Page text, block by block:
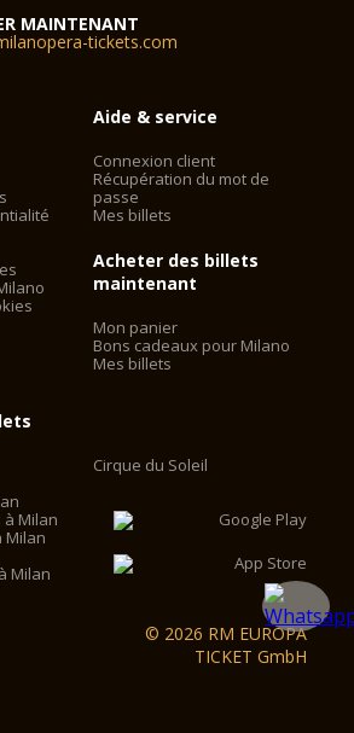
MAINTENANT
tickets.com
Aide & service
Connexion client
Récupération du mot de
passe
Mes billets
Acheter des billets
maintenant
Mon panier
Bons cadeaux pour Milano
Mes billets
à Milan
Milan
Milan
Cirque du Soleil
© 2026 RM EUROPA
TICKET GmbH